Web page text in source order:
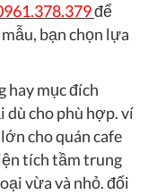
để
bạn chọn lựa
hay mục đích
dù cho phù hợp. ví
cho quán cafe
tích tầm trung
vừa và nhỏ. đối